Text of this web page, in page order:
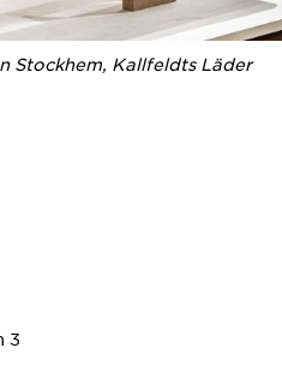
Stockhem, Kallfeldts Läder
3